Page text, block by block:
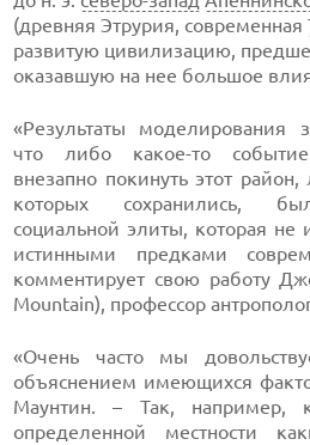
(древняя Этрурия, современная
развитую цивилизацию,
оказавшую на нее большое
«Результаты моделирования
что либо какое-то
внезапно покинуть этот
которых сохранились,
социальной элиты, которая
истинными предками
комментирует свою работу
Mountain), профессор
«Очень часто мы
объяснением имеющихся
Маунтин. – Так, например,
определенной местности